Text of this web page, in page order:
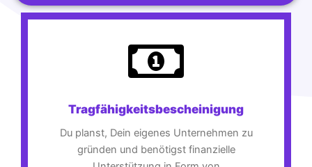
Tragfähigkeitsbescheinigung
Du planst, Dein eigenes Unternehmen zu
gründen und benötigst finanzielle